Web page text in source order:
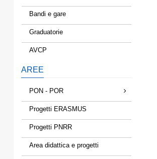
Bandi e gare
Graduatorie
AVCP
AREE
PON - POR
Progetti ERASMUS
Progetti PNRR
Area didattica e progetti